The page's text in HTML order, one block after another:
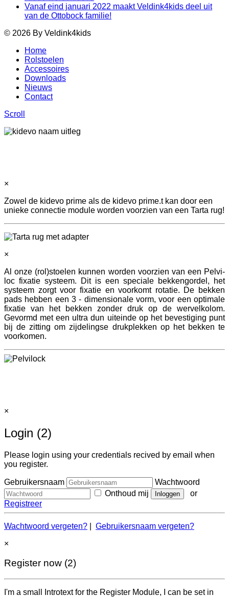
Vanaf eind januari 2022 maakt Veldink4kids deel uit
van de Ottobock familie!
© 2026 By Veldink4kids
Home
Rolstoelen
Accessoires
Downloads
Nieuws
Contact
Scroll
×
Zowel de kidevo prime als de kidevo prime.t kan door een
unieke connectie module worden voorzien van een Tarta rug!
×
Al onze (rol)stoelen kunnen worden voorzien van een Pelvi-
loc fixatie systeem. Dit is een speciale bekkengordel, het
systeem zorgt voor fixatie en voorkomt rotatie. De bekken
pads hebben een 3 - dimensionale vorm, voor een optimale
fixatie van het bekken zonder druk op de wervelkolom.
Gevormd met een ultra dun uiteinde op het bevestiging punt
bij de zitting om zijdelingse drukplekken op het bekken te
voorkomen.
×
Login (2)
Please login using your credentials recived by email when
you register.
Gebruikersnaam
Wachtwoord
Onthoud mij
or
Registreer
Wachtwoord vergeten?
Gebruikersnaam vergeten?
×
Register now (2)
I'm a small Introtext for the Register Module, I can be set in